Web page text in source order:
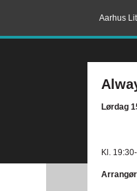
Aarhus
Lørdag
Kl.